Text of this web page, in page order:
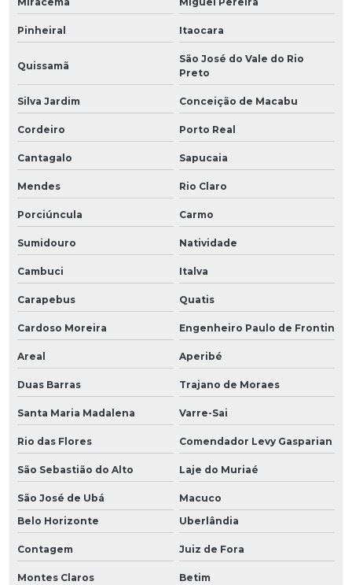
Pinheiral Itaocara
Quissamã
São José do Vale do Rio
Preto
Silva Jardim Conceição de Macabu
Cordeiro Porto Real
Cantagalo Sapucaia
Mendes Rio Claro
Porciúncula Carmo
Sumidouro Natividade
Cambuci Italva
Carapebus Quatis
Cardoso Moreira Engenheiro Paulo de Frontin
Areal Aperibé
Duas Barras Trajano de Moraes
Santa Maria Madalena Varre-Sai
Rio das Flores Comendador Levy Gasparian
São Sebastião do Alto Laje do Muriaé
São José de Ubá
Macuco
Belo Horizonte
Uberlândia
Contagem Juiz de Fora
Montes Claros Betim